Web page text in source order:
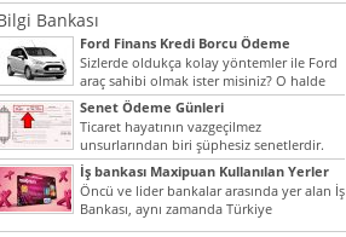
Bankası
Ford Finans Kredi Borcu Ödeme
Sizlerde oldukça kolay yöntemler ile Ford
araç sahibi olmak ister misiniz? O halde
yazımız ilginizi...
Senet Ödeme Günleri
Ticaret hayatının vazgeçilmez
unsurlarından biri şüphesiz senetlerdir.
Çünkü senetler en çok kullanılan ödeme
araçlarıdır. Taksitler...
İş bankası Maxipuan Kullanılan Yerler
Öncü ve lider bankalar arasında yer alan İş
Bankası, aynı zamanda Türkiye
Cumhuriyeti’nin ilk milli...